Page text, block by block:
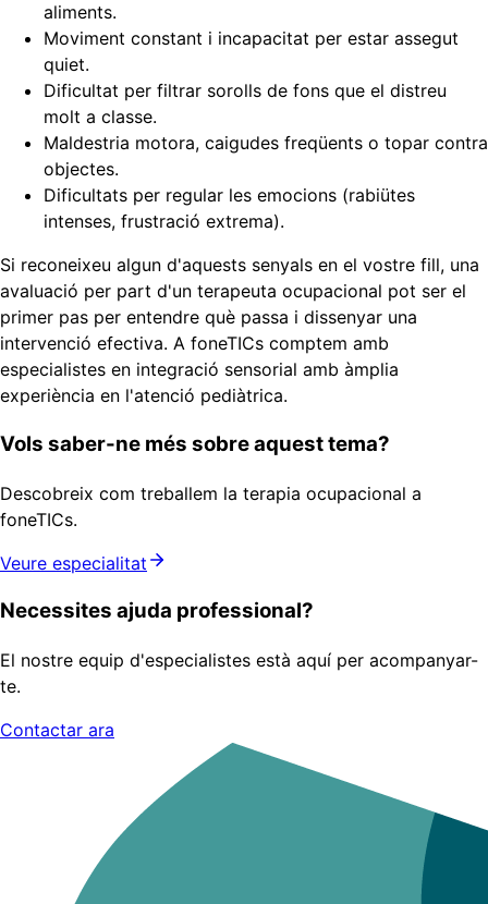
aliments.
Moviment constant i incapacitat per estar assegut
quiet.
Dificultat per filtrar sorolls de fons que el distreu
molt a classe.
Maldestria motora, caigudes freqüents o topar contra
objectes.
Dificultats per regular les emocions (rabiütes
intenses, frustració extrema).
Si reconeixeu algun d'aquests senyals en el vostre fill, una
avaluació per part d'un terapeuta ocupacional pot ser el
primer pas per entendre què passa i dissenyar una
intervenció efectiva. A foneTICs comptem amb
especialistes en integració sensorial amb àmplia
experiència en l'atenció pediàtrica.
Vols saber-ne més sobre aquest tema?
Descobreix com treballem la terapia ocupacional a
foneTICs.
Veure especialitat
Necessites ajuda professional?
El nostre equip d'especialistes està aquí per acompanyar-
te.
Contactar ara